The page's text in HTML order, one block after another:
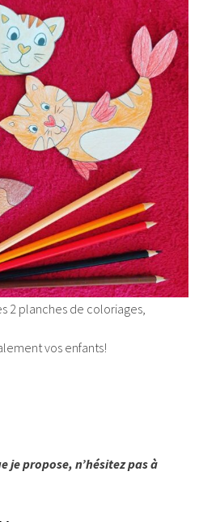
2 planches de coloriages,
vos enfants!
je propose, n’hésitez pas à